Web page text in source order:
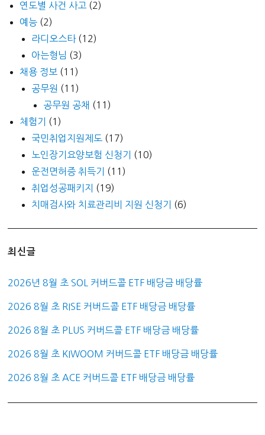
연도별 사건 사고 (2)
예능 (2)
라디오스타(12)
아는형님 (3)
채용 정보 (11)
공무원 (11)
공무원 공채 (11)
체험기
(1)
국민취업지원제도 (17)
노인장기요양보험 신청기
(10)
운전면허증 취득기
(11)
취업성공패키지
(19)
치매검사와 치료관리비 지원 신청기
(6)
최신글
2026년 8월 초 SOL 커버드콜 ETF 배당금 배당률
2026 8월 초 RISE 커버드콜 ETF 배당금 배당률
2026 8월 초 PLUS 커버드콜 ETF 배당금 배당률
2026 8월 초 KIWOOM 커버드콜 ETF 배당금 배당률
2026 8월 초 ACE 커버드콜 ETF 배당금 배당률